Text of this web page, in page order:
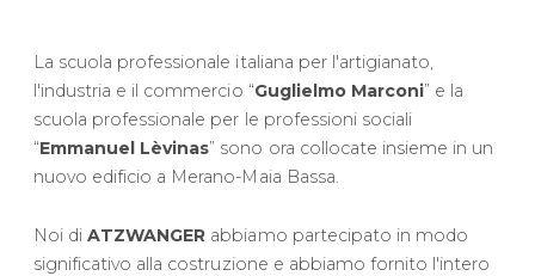
La scuola professionale italiana per l'artigianato,
l'industria e il commercio “Guglielmo Marconi” e la
scuola professionale per le professioni sociali
“Emmanuel Lèvinas” sono ora collocate insieme in un
nuovo edificio a Merano-Maia Bassa.
Noi diATZWANGER abbiamo partecipato in modo
significativo alla costruzione e abbiamo fornito l'intero